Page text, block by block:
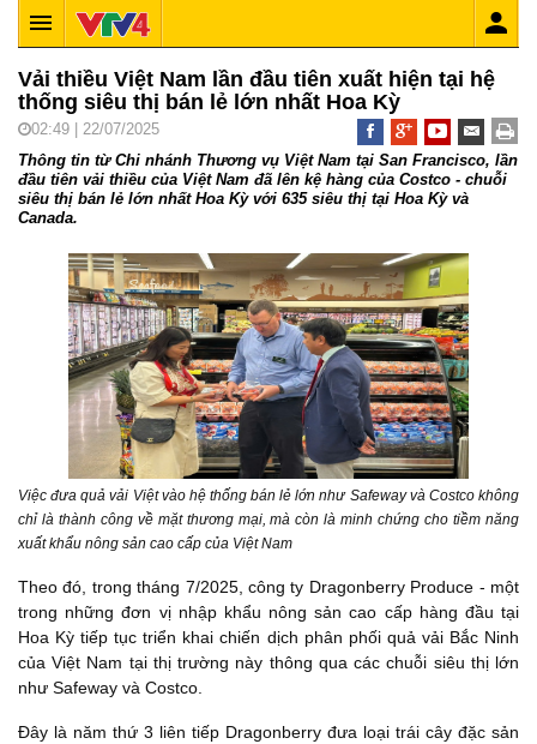
Vải thiều Việt Nam lần đầu tiên xuất hiện tại hệ
thống siêu thị bán lẻ lớn nhất Hoa Kỳ
02:49 | 22/07/2025
Thông tin từ Chi nhánh Thương vụ Việt Nam tại San Francisco, lần
đầu tiên vải thiều của Việt Nam đã lên kệ hàng của Costco - chuỗi
siêu thị bán lẻ lớn nhất Hoa Kỳ với 635 siêu thị tại Hoa Kỳ và
Canada.
Việc đưa quả vải Việt vào hệ thống bán lẻ lớn như Safeway và Costco không
chỉ là thành công về mặt thương mại, mà còn là minh chứng cho tiềm năng
xuất khẩu nông sản cao cấp của Việt Nam
Theo đó, trong tháng 7/2025, công ty Dragonberry Produce - một
trong những đơn vị nhập khẩu nông sản cao cấp hàng đầu tại
Hoa Kỳ tiếp tục triển khai chiến dịch phân phối quả vải Bắc Ninh
của Việt Nam tại thị trường này thông qua các chuỗi siêu thị lớn
như Safeway và Costco.
Đây là năm thứ 3 liên tiếp Dragonberry đưa loại trái cây đặc sản